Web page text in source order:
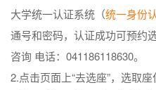
大学统一认证系统（统一身份
通号和密码，认证成功可预约
咨询 电话：041186118630。
2.点击页面上“去选座”，选取座